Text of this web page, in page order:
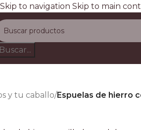
Skip to navigation Skip to main
y tu caballo/Espuelas de hierro